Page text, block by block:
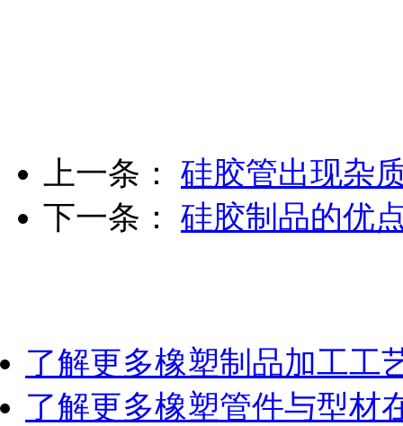
上一条：
硅胶管出现杂
下一条：
硅胶制品的优
了解更多橡塑制品加工工
了解更多橡塑管件与型材